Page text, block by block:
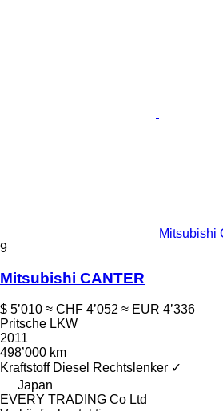
Mitsubishi
9
Mitsubishi CANTER
$ 5’010 ≈ CHF 4’052 ≈ EUR 4’336
Pritsche LKW
2011
498’000 km
Kraftstoff Diesel Rechtslenker ✓
Japan
EVERY TRADING Co Ltd